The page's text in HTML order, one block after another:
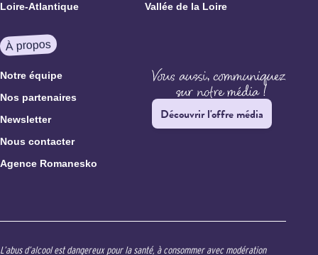
Loire-Atlantique
Vallée de la Loire
À propos
Notre équipe
Nos partenaires
Newsletter
Nous contacter
Agence Romanesko
Découvrir l'offre média
L’abus d’alcool est dangereux pour la santé, à consommer avec modération